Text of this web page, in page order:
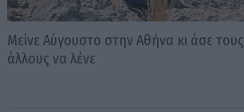
Μείνε Αύγουστο στην Αθήνα κι άσε τους
άλλους να λένε